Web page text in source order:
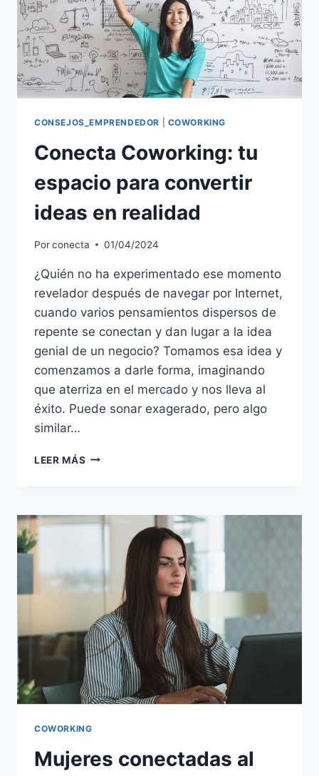
CONSEJOS_EMPRENDEDOR COWORKING
Conecta Coworking: tu
espacio para convertir
ideas en realidad
Porconecta 01/04/2024
¿Quién no ha experimentado ese momento
revelador después de navegar por Internet,
cuando varios pensamientos dispersos de
repente se conectan y dan lugar a la idea
genial de un negocio? Tomamos esa idea y
comenzamos a darle forma, imaginando
que aterriza en el mercado y nos lleva al
éxito. Puede sonar exagerado, pero algo
similar…
LEER MÁS
COWORKING
Mujeres conectadas al